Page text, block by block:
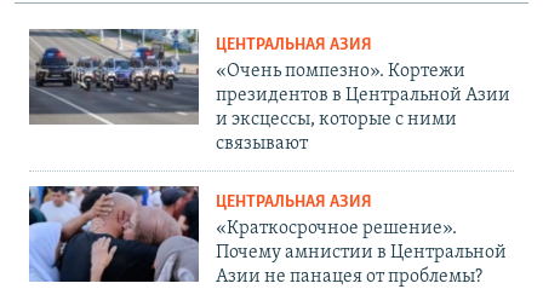
ЦЕНТРАЛЬНАЯ АЗИЯ
«Очень помпезно». Кортежи
президентов в Центральной Азии
и эксцессы, которые с ними
связывают
ЦЕНТРАЛЬНАЯ АЗИЯ
«Краткосрочное решение».
Почему амнистии в Центральной
Азии не панацея от проблемы?